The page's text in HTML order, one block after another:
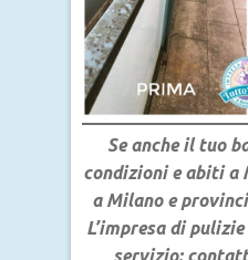
Se anche il tuo
condizioni e abiti a
a Milano e
L’impresa di
servizio: